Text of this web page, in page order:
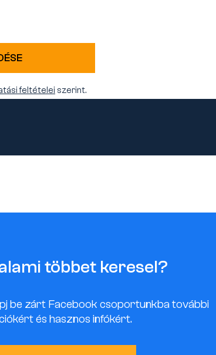
feltételei szerint.
többet keresel?
be zárt Facebook csoportunkba további
és hasznos infókért.